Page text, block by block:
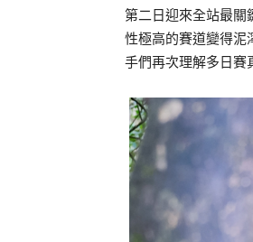
第二日迎來全站最關
性極高的賽道變得泥
手們再次理解多日